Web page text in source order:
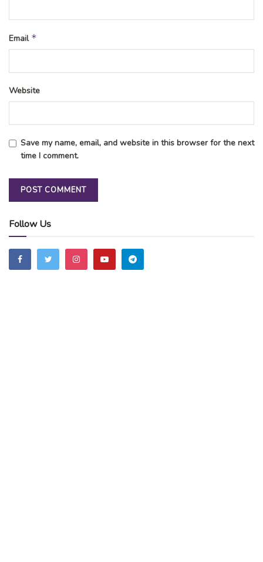
Email *
Website
Save my name, email, and website in this browser for the next
time I comment.
Follow Us